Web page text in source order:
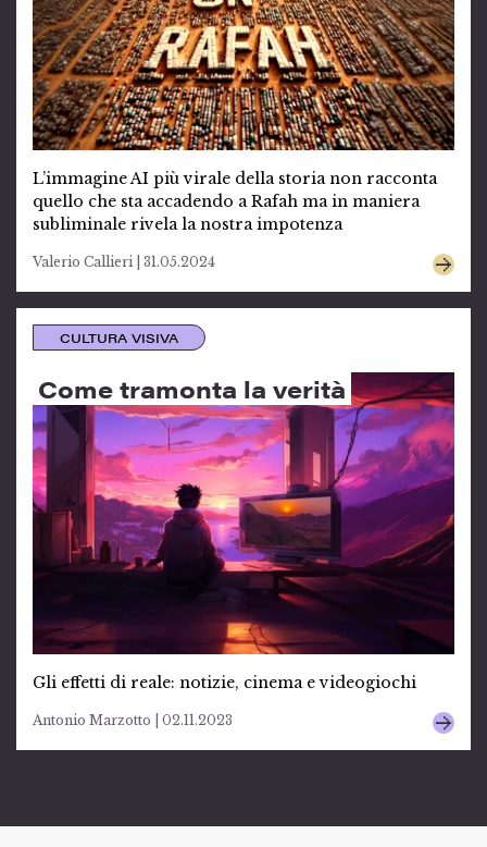
L’immagine AI più virale della storia non racconta
quello che sta accadendo a Rafah ma in maniera
subliminale rivela la nostra impotenza
Valerio Callieri | 31.05.2024
CULTURA VISIVA
Come tramonta la verità
Gli effetti di reale: notizie, cinema e videogiochi
Antonio Marzotto | 02.11.2023